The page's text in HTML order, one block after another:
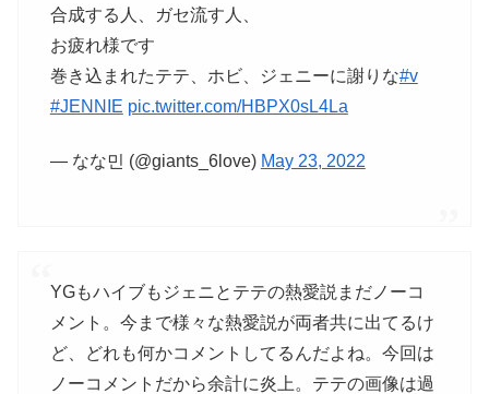
合成する人、ガセ流す人、
お疲れ様です
巻き込まれたテテ、ホビ、ジェニーに謝りな#v
#JENNIE pic.twitter.com/HBPX0sL4La
— なな민 (@giants_6love) May 23, 2022
YGもハイブもジェニとテテの熱愛説まだノーコ
メント。今まで様々な熱愛説が両者共に出てるけ
ど、どれも何かコメントしてるんだよね。今回は
ノーコメントだから余計に炎上。テテの画像は過